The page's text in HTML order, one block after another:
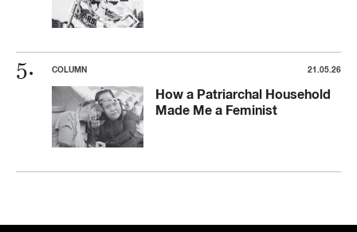
COLUMN 21.05.26
How a Patriarchal Household
Made Me a Feminist